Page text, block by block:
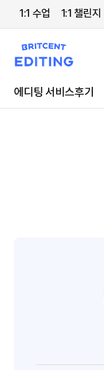
1:1 수업 1:1 챌린지
에디팅 서비스후기